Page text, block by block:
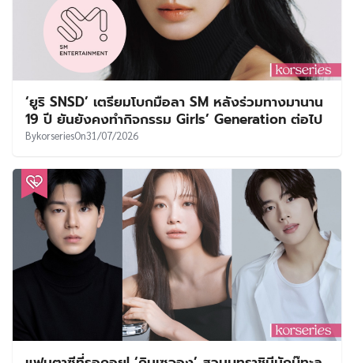
‘ยูริ SNSD’ เตรียมโบกมือลา SM หลังร่วมทางมานาน
19 ปี ยันยังคงทำกิจกรรม Girls’ Generation ต่อไป
BykorseriesOn31/07/2026